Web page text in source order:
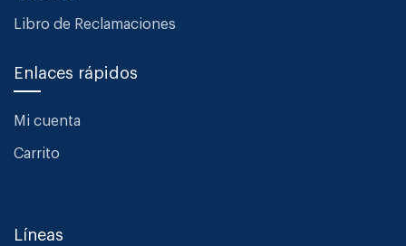
Libro de Reclamaciones
Enlaces rápidos
Mi cuenta
Carrito
Líneas